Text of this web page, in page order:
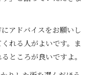
アドバイスをお願いし
れる人がよいです。ま
ところが良いですよ。